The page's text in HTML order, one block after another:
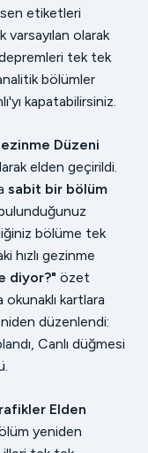
etiketleri
varsayılan olarak
tek tek
bölümler
kapatabilirsiniz.
Düzeni
elden geçirildi.
sabit bir bölüm
bölüme tek
hızlı gezinme
diyor?" özet
kartlara
düzenlendi:
Canlı düğmesi
Elden
yeniden